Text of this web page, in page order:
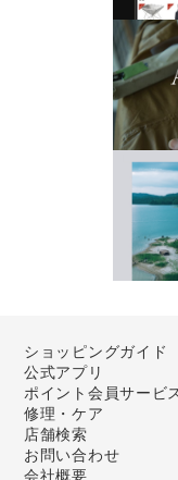
ショッピングガイド
公式アプリ
ポイント会員サービ
修理・ケア
店舗検索
お問い合わせ
会社概要